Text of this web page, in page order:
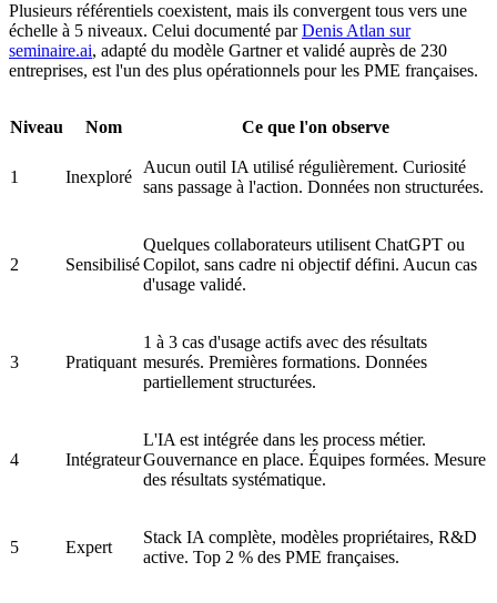
Plusieurs référentiels coexistent, mais ils convergent tous vers une
échelle à 5 niveaux. Celui documenté parDenis Atlan sur
seminaire.ai, adapté du modèle Gartner et validé auprès de 230
entreprises, est l'un des plus opérationnels pour les PME françaises.
Niveau Nom Ce que l'on observe
1 Inexploré
Aucun outil IA utilisé régulièrement. Curiosité
sans passage à l'action. Données non structurées.
2 Sensibilisé
Quelques collaborateurs utilisent ChatGPT ou
Copilot, sans cadre ni objectif défini. Aucun cas
d'usage validé.
3 Pratiquant
1 à 3 cas d'usage actifs avec des résultats
mesurés. Premières formations. Données
partiellement structurées.
4 Intégrateur
L'IA est intégrée dans les process métier.
Gouvernance en place. Équipes formées. Mesure
des résultats systématique.
5 Expert
Stack IA complète, modèles propriétaires, R&D
active. Top 2 % des PME françaises.